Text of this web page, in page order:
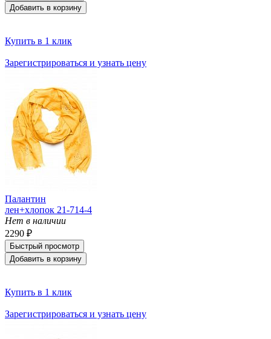
Добавить в корзину
Купить в 1 клик
Зарегистрироваться и узнать цену
Палантин
лен+хлопок 21-714-4
Нет в наличии
2290 ₽
Быстрый просмотр
Добавить в корзину
Купить в 1 клик
Зарегистрироваться и узнать цену